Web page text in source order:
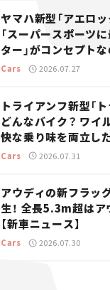
ヤマハ新型「アエロッ
「スーパースポーツ
ター」がコンセプトな
ース】
Cars 2026.07.27
トライアンフ新型「
どんなバイク？ ワイ
快な乗り味を両立し
トラッカー【試乗レビ
Cars 2026.07.31
アウディの新フラッ
生！ 全長5.3m超は
【新車ニュース】
Cars 2026.07.30